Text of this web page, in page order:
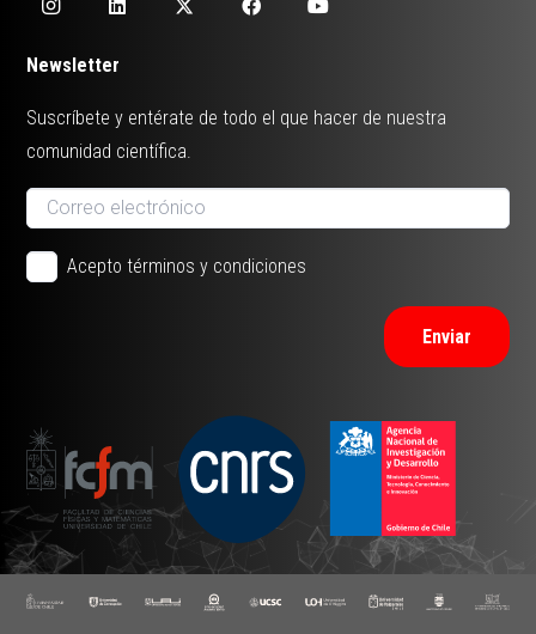
Newsletter
Suscríbete y entérate de todo el que hacer de nuestra
comunidad científica.
Acepto términos y condiciones
Enviar